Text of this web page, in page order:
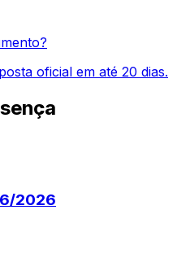
oficial em até 20 dias.
2026